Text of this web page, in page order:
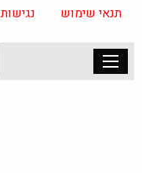
תנאי שימוש נגישות